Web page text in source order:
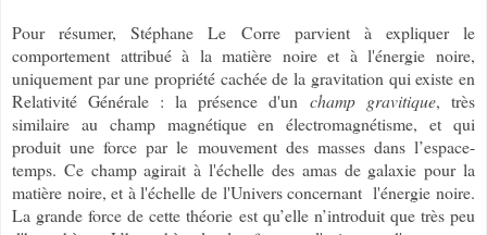
Pour résumer, Stéphane Le Corre parvient à expliquer le
comportement attribué à la matière noire et à l'énergie noire,
uniquement par une propriété cachée de la gravitation qui existe en
Relativité Générale : la présence d'un champ gravitique, très
similaire au champ magnétique en électromagnétisme, et qui
produit une force par le mouvement des masses dans l’espace-
temps. Ce champ agirait à l'échelle des amas de galaxie pour la
matière noire, et à l'échelle de l'Univers concernant l'énergie noire.
La grande force de cette théorie est qu’elle n’introduit que très peu